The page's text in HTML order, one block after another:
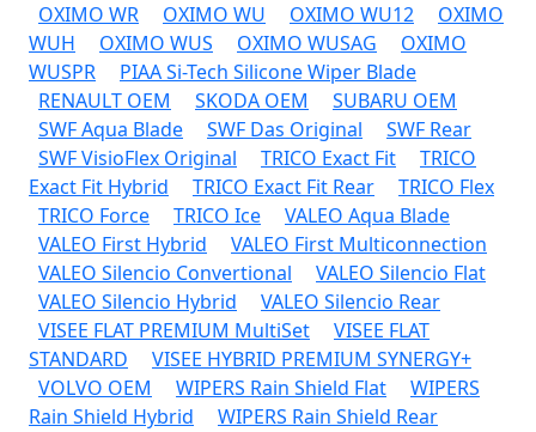
OXIMO WR
OXIMO WU OXIMO WU12
OXIMO
WUH
OXIMO WUS OXIMO WUSAG
OXIMO
WUSPR
PIAA Si-Tech Silicone Wiper Blade
RENAULT OEM
SKODA OEM
SUBARU OEM
SWF Aqua Blade
SWF Das Original
SWF Rear
SWF VisioFlex Original
TRICO Exact Fit
TRICO
Exact Fit Hybrid
TRICO Exact Fit Rear
TRICO Flex
TRICO Force
TRICO Ice
VALEO Aqua Blade
VALEO First Hybrid
VALEO First Multiconnection
VALEO Silencio Convertional
VALEO Silencio Flat
VALEO Silencio Hybrid
VALEO Silencio Rear
VISEE FLAT PREMIUM MultiSet
VISEE FLAT
STANDARD
VISEE HYBRID PREMIUM SYNERGY+
VOLVO OEM
WIPERS Rain Shield Flat
WIPERS
Rain Shield Hybrid
WIPERS Rain Shield Rear